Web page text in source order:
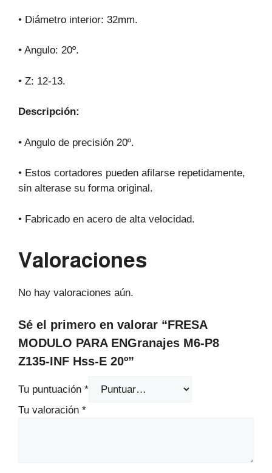
• Diámetro interior: 32mm.
• Angulo: 20º.
• Z: 12-13.
Descripción:
• Angulo de precisión 20º.
• Estos cortadores pueden afilarse repetidamente,
sin alterase su forma original.
• Fabricado en acero de alta velocidad.
Valoraciones
No hay valoraciones aún.
Sé el primero en valorar “FRESA
MODULO PARA ENGranajes M6-P8
Z135-INF Hss-E 20º”
Tu puntuación *
Tu valoración *